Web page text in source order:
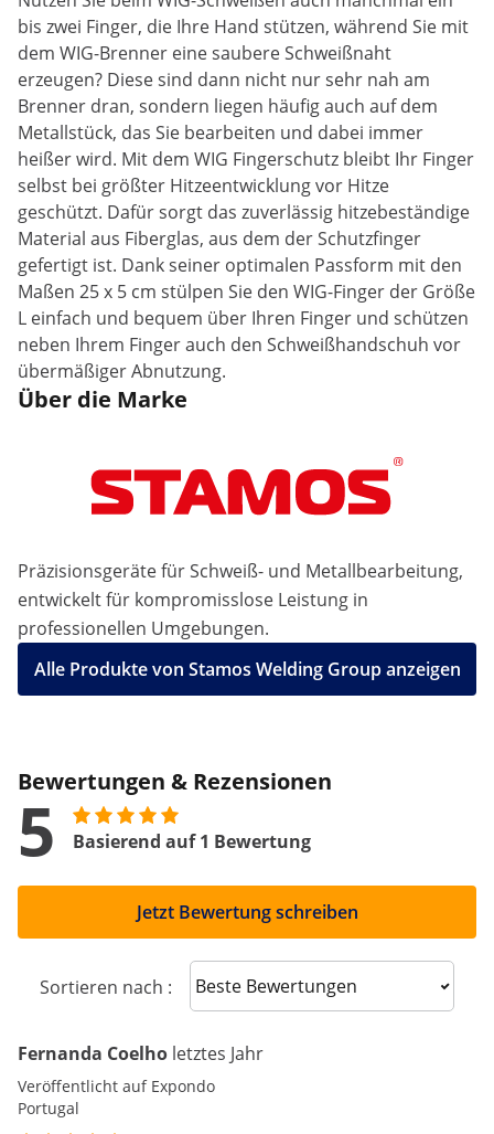
bis zwei Finger, die Ihre Hand stützen, während Sie mit
dem WIG-Brenner eine saubere Schweißnaht
erzeugen? Diese sind dann nicht nur sehr nah am
Brenner dran, sondern liegen häufig auch auf dem
Metallstück, das Sie bearbeiten und dabei immer
heißer wird. Mit dem WIG Fingerschutz bleibt Ihr Finger
selbst bei größter Hitzeentwicklung vor Hitze
geschützt. Dafür sorgt das zuverlässig hitzebeständige
Material aus Fiberglas, aus dem der Schutzfinger
gefertigt ist. Dank seiner optimalen Passform mit den
Maßen 25 x 5 cm stülpen Sie den WIG-Finger der Größe
L einfach und bequem über Ihren Finger und schützen
neben Ihrem Finger auch den Schweißhandschuh vor
übermäßiger Abnutzung.
Über die Marke
Präzisionsgeräte für Schweiß- und Metallbearbeitung,
entwickelt für kompromisslose Leistung in
professionellen Umgebungen.
Alle Produkte von Stamos Welding Group anzeigen
Bewertungen & Rezensionen
5 Basierend auf 1 Bewertung
Jetzt Bewertung schreiben
Sortieren nach : Sort reviews
Fernanda Coelho letztes Jahr
Veröffentlicht auf Expondo
Portugal